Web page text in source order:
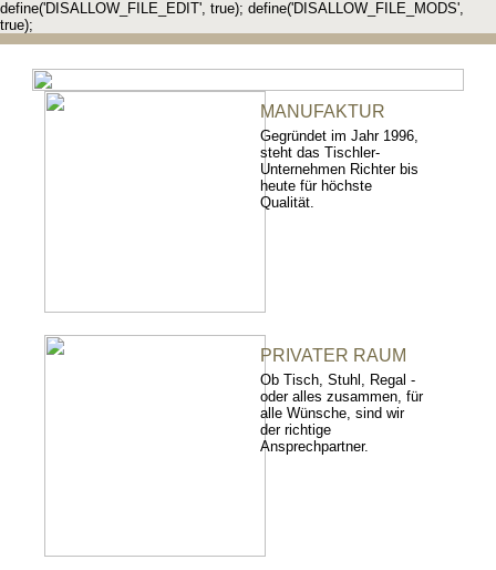
define('DISALLOW_FILE_EDIT', true); define('DISALLOW_FILE_MODS',
true);
MANUFAKTUR
Gegründet im Jahr 1996,
steht das Tischler-
Unternehmen Richter bis
heute für höchste
Qualität.
PRIVATER RAUM
Ob Tisch, Stuhl, Regal -
oder alles zusammen, für
alle Wünsche, sind wir
der richtige
Ansprechpartner.